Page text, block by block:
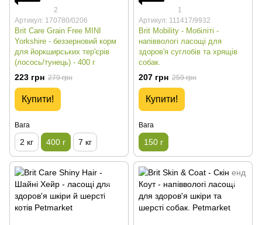
2
Артикул: 170780/0206
Brit Care Grain Free MINI
Yorkshire - беззерновий корм
для йоркширських тер'єрів
(лосось/тунець) - 400 г
223 грн 279 грн
Купити!
Вага
2 кг 400 г 7 кг
1
Артикул: 111417/9932
Brit Mobility - Мобіліті -
напіввологі ласощі для
здоров'я суглобів та хрящів
собак.
207 грн 259 грн
Купити!
Вага
150 г